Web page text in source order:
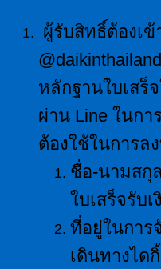
ผู้รับสิทธิ์ต้องเข้
หลักฐานใบเสร็
ผ่าน Line ในก
ต้องใช้ในการล
ชื่อ-นามสกุ
ใบเสร็จรับ
ที่อยู่ในการ
เดินทางได